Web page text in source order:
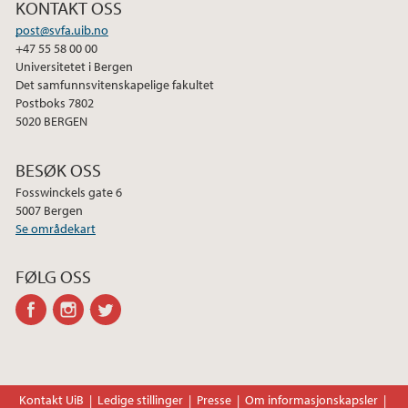
KONTAKT OSS
post@svfa.uib.no
+47 55 58 00 00
Universitetet i Bergen
Det samfunnsvitenskapelige fakultet
Postboks 7802
5020 BERGEN
BESØK OSS
Fosswinckels gate 6
5007 Bergen
Se områdekart
FØLG OSS
facebookinstagram
Kontakt UiB Ledige stillinger Presse Om informasjonskapsler